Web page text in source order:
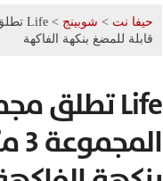
حيفا نت > شوبينج >
قابلة للمضغ بنكهة الفاكهة